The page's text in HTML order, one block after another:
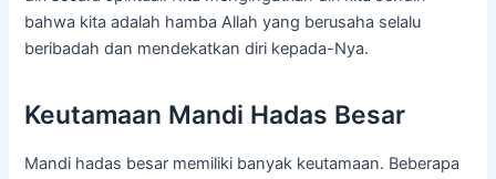
bahwa kita adalah hamba Allah yang berusaha selalu
beribadah dan mendekatkan diri kepada-Nya.
Keutamaan Mandi Hadas Besar
Mandi hadas besar memiliki banyak keutamaan. Beberapa